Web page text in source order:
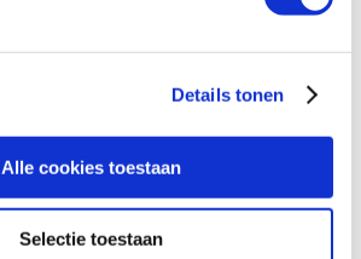
Details tonen
Alle cookies toestaan
Selectie toestaan